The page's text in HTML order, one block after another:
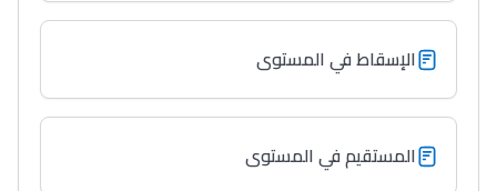
Collège au Maroc
التعليم الثانوي الإعدادي
الإسقاط في المستوى
المستقيم في المستوى